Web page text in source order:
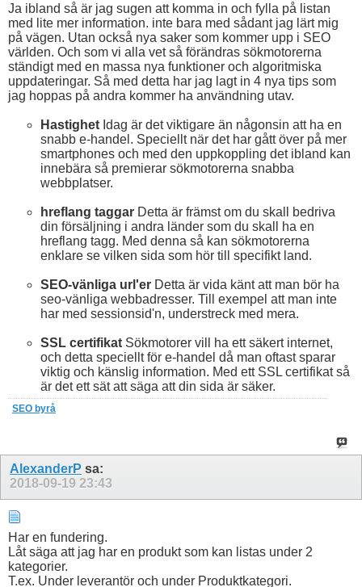
Ja ibland så är jag sugen att komma in och fylla på listan
med lite mer information. inte bara med sådant jag lärt mig
på vägen. Utan också nya saker som kommer upp i SEO
världen. Och som vi alla vet så förändras sökmotorerna
ständigt med en massa nya funktioner och algoritmiska
uppdateringar. Så med detta har jag lagt in 4 nya tips som
jag hoppas på andra kommer ha användning utav.
Hastighet Idag är det viktigare än någonsin att ha en
snabb e-handel. Speciellt när det har gått över på mer
smartphones och med den uppkoppling det ibland kan
innebära så premierar sökmotorerna snabba
webbplatser.
hreflang taggar Detta är främst om du skall bedriva
din försäljning i andra länder som du skall ha en
hreflang tagg. Med denna så kan sökmotorerna
enklare se vilken sida som hör till specifikt land.
SEO-vänliga url'er Detta är vida känt att man bör ha
seo-vänliga webbadresser. Till exempel att man inte
har med sessionsid'n, understreck med mera.
SSL certifikat Sökmotorer vill ha ett säkert internet,
och detta speciellt för e-handel då man oftast sparar
viktig och känslig information. Med ett SSL certifikat så
är det ett sät att säga att din sida är säker.
SEO byrå
AlexanderP sa:
2018-09-19 23:43
Har en fundering.
Låt säga att jag har en produkt som kan listas under 2
kategorier.
T.ex. Under leverantör och under Produktkategori.